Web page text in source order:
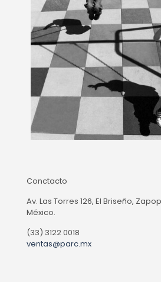
Conctacto
Av. Las Torres 126, El Briseño,
México.
(33) 3122 0018
ventas@parc.mx